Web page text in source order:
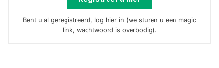
Bent u al geregistreerd, log hier in (we sturen u een magic
link, wachtwoord is overbodig).